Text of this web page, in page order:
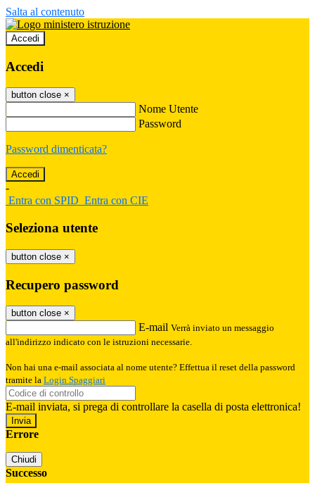
Salta al contenuto
Accedi
Accedi
button close ×
Nome Utente
Password
Password dimenticata?
-
Entra con SPID Entra con CIE
Seleziona utente
button close ×
Recupero password
button close ×
E-mail Verrà inviato un messaggio
all'indirizzo indicato con le istruzioni necessarie.
Non hai una e-mail associata al nome utente? Effettua il reset della password
tramite la Login Spaggiari
E-mail inviata, si prega di controllare la casella di posta elettronica!
Errore
Chiudi
Successo